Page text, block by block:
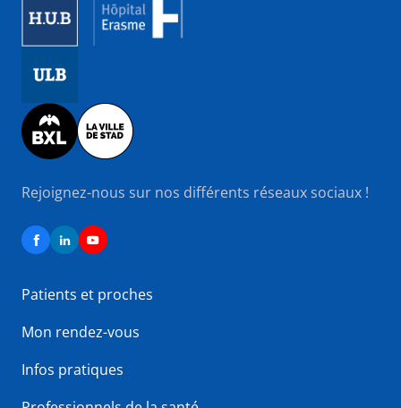
Image
Rejoignez-nous sur nos différents réseaux sociaux !
Patients et proches
Mon rendez-vous
Infos pratiques